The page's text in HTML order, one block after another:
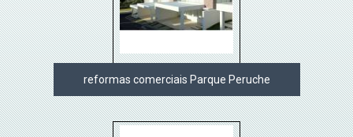
reformas comerciais Parque Peruche